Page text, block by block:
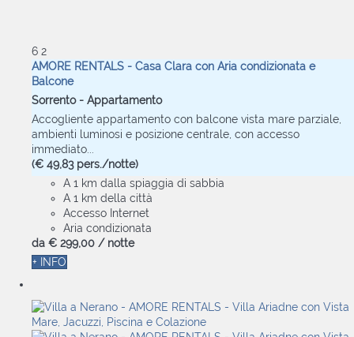
6 2
AMORE RENTALS - Casa Clara con Aria condizionata e
Balcone
Sorrento - Appartamento
Accogliente appartamento con balcone vista mare parziale,
ambienti luminosi e posizione centrale, con accesso
immediato...
(€ 49,83 pers./notte)
A 1 km dalla spiaggia di sabbia
A 1 km della città
Accesso Internet
Aria condizionata
da € 299,00 / notte
+ INFO